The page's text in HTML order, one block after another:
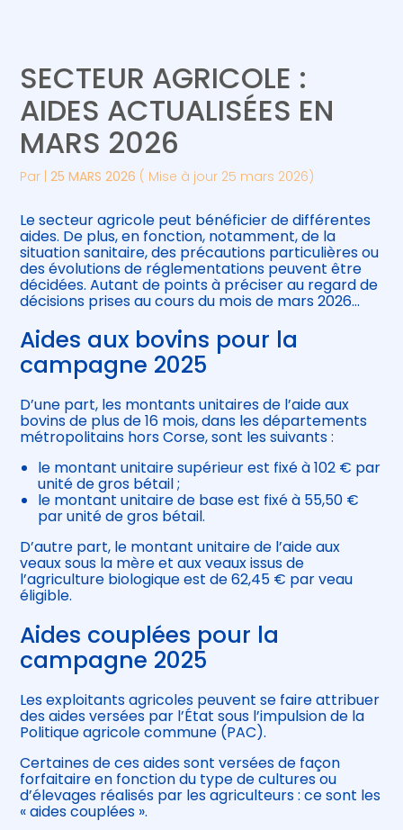
Gérer votre quotidien
Piloter votre entreprise
Développer votre entreprise
Construire votre patrimoine
Être prêt pour la facturation
électronique
Suivre votre comptabilité
Gérer vos ressources humaines
SECTEUR AGRICOLE :
AIDES ACTUALISÉES EN
MARS 2026
Par |25 MARS 2026 ( Mise à jour 25 mars 2026)
Le secteur agricole peut bénéficier de différentes
aides. De plus, en fonction, notamment, de la
situation sanitaire, des précautions particulières ou
des évolutions de réglementations peuvent être
décidées. Autant de points à préciser au regard de
décisions prises au cours du mois de mars 2026…
Aides aux bovins pour la
campagne 2025
D’une part, les montants unitaires de l’aide aux
bovins de plus de 16 mois, dans les départements
métropolitains hors Corse, sont les suivants :
le montant unitaire supérieur est fixé à 102 € par
unité de gros bétail ;
le montant unitaire de base est fixé à 55,50 €
par unité de gros bétail.
D’autre part, le montant unitaire de l’aide aux
veaux sous la mère et aux veaux issus de
l’agriculture biologique est de 62,45 € par veau
éligible.
Aides couplées pour la
campagne 2025
Les exploitants agricoles peuvent se faire attribuer
des aides versées par l’État sous l’impulsion de la
Politique agricole commune (PAC).
Certaines de ces aides sont versées de façon
forfaitaire en fonction du type de cultures ou
d’élevages réalisés par les agriculteurs : ce sont les
« aides couplées ».